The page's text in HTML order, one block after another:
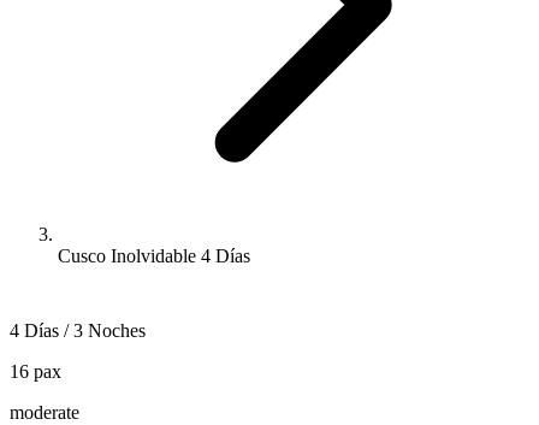
Cusco Inolvidable 4 Días
4 Días / 3 Noches
16 pax
moderate